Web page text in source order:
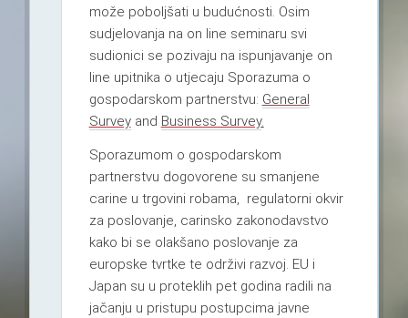
može poboljšati u budućnosti. Osim
sudjelovanja na on line seminaru svi
sudionici se pozivaju na ispunjavanje on
line upitnika o utjecaju Sporazuma o
gospodarskom partnerstvu: General
Surveyand Business Survey.
Sporazumom o gospodarskom
partnerstvu dogovorene su smanjene
carine u trgovini robama, regulatorni okvir
za poslovanje, carinsko zakonodavstvo
kako bi se olakšano poslovanje za
europske tvrtke te održivi razvoj. EU i
Japan su u proteklih pet godina radili na
jačanju u pristupu postupcima javne